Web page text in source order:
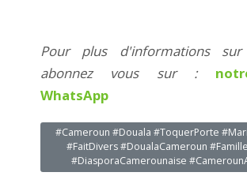
Pour plus d'informations sur
abonnez vous sur :
WhatsApp
#Cameroun #Douala #ToquerPorte
#FaitDivers #DoualaCameroun
#DiasporaCamerounaise